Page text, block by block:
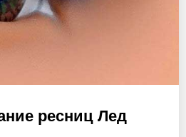
ресниц Лед